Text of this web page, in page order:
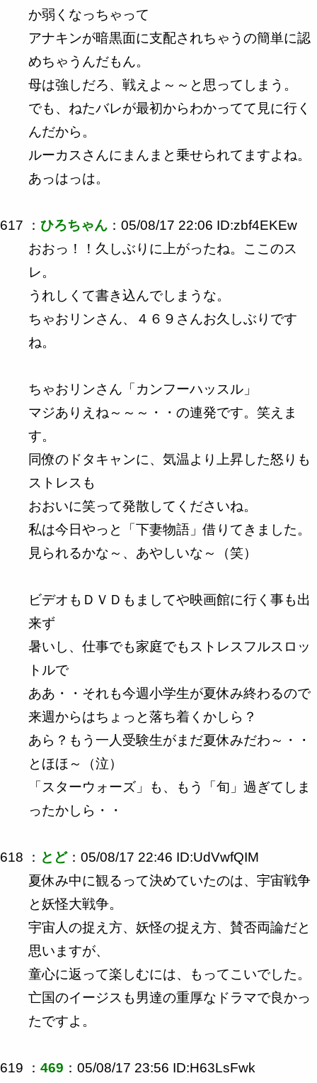
か弱くなっちゃって
アナキンが暗黒面に支配されちゃうの簡単に認
めちゃうんだもん。
母は強しだろ、戦えよ～～と思ってしまう。
でも、ねたバレが最初からわかってて見に行く
んだから。
ルーカスさんにまんまと乗せられてますよね。
あっはっは。
617 ： ひろちゃん ：05/08/17 22:06 ID:zbf4EKEw
おおっ！！久しぶりに上がったね。ここのス
レ。
うれしくて書き込んでしまうな。
ちゃおリンさん、４６９さんお久しぶりです
ね。
ちゃおリンさん「カンフーハッスル」
マジありえね～～～・・の連発です。笑えま
す。
同僚のドタキャンに、気温より上昇した怒りも
ストレスも
おおいに笑って発散してくださいね。
私は今日やっと「下妻物語」借りてきました。
見られるかな～、あやしいな～（笑）
ビデオもＤＶＤもましてや映画館に行く事も出
来ず
暑いし、仕事でも家庭でもストレスフルスロッ
トルで
ああ・・それも今週小学生が夏休み終わるので
来週からはちょっと落ち着くかしら？
あら？もう一人受験生がまだ夏休みだわ～・・
とほほ～（泣）
「スターウォーズ」も、もう「旬」過ぎてしま
ったかしら・・
618 ： とど：05/08/17 22:46 ID:UdVwfQIM
夏休み中に観るって決めていたのは、宇宙戦争
と妖怪大戦争。
宇宙人の捉え方、妖怪の捉え方、賛否両論だと
思いますが、
童心に返って楽しむには、もってこいでした。
亡国のイージスも男達の重厚なドラマで良かっ
たですよ。
619 ： 469 ：05/08/17 23:56 ID:H63LsFwk